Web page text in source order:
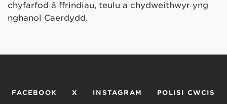
chyfarfod â ffrindiau, teulu a chydweithwyr yng
nghanol Caerdydd.
FACEBOOK X INSTAGRAM POLISI CWCIS